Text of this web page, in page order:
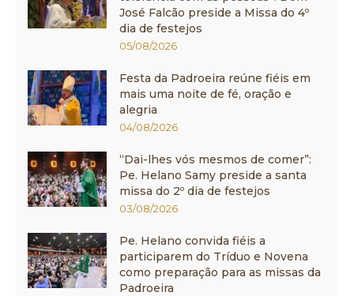
José Falcão preside a Missa do 4º
dia de festejos
05/08/2026
Festa da Padroeira reúne fiéis em
mais uma noite de fé, oração e
alegria
04/08/2026
“Dai-lhes vós mesmos de comer”:
Pe. Helano Samy preside a santa
missa do 2º dia de festejos
03/08/2026
Pe. Helano convida fiéis a
participarem do Tríduo e Novena
como preparação para as missas da
Padroeira